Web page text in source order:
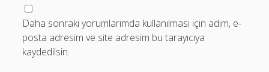
Daha sonraki yorumlarımda kullanılması için adım, e-
posta adresim ve site adresim bu tarayıcıya
kaydedilsin.